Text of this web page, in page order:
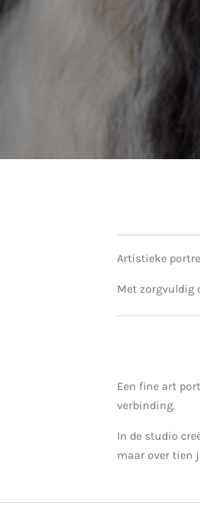
Artistieke
Met zorgvuldig
Een fine art
verbinding.
In de studio
maar over tien